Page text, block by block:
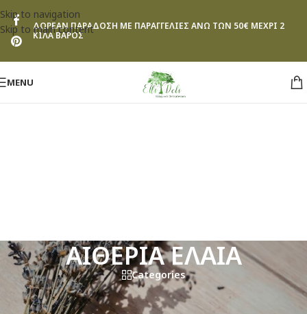
Skip to navigation
Skip to main content
ΔΩΡΕΑΝ ΠΑΡΑΔΟΣΗ ΜΕ ΠΑΡΑΓΓΕΛΙΕΣ ΑΝΩ ΤΩΝ 50€ ΜΕΧΡΙ 2
ΚΙΛΑ ΒΑΡΟΣ
MENU
ΑΙΘΕΡΙΑ ΕΛΑΙΑ
Categories